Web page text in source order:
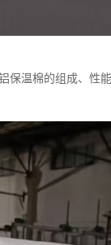
保温棉的组成、